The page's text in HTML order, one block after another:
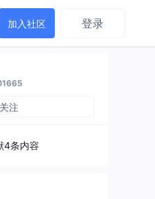
加入社区 登录
关注
4条内容